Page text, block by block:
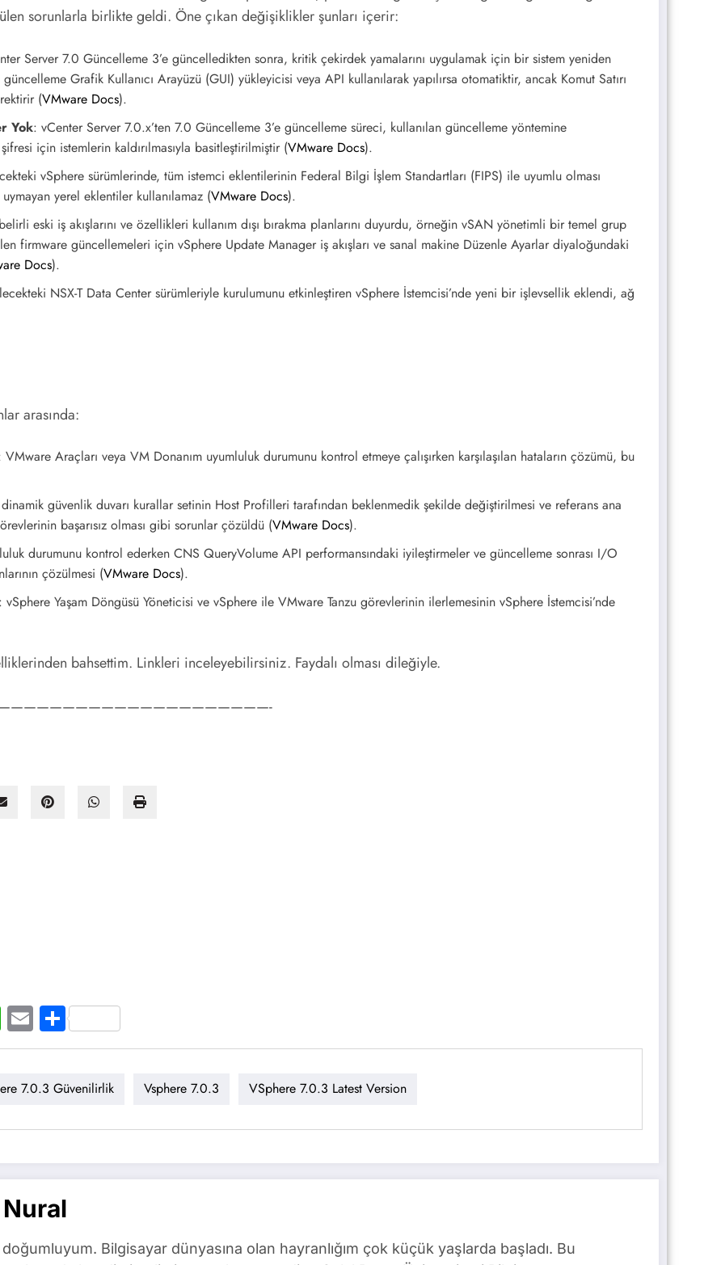
sorunlarla birlikte geldi. Öne çıkan değişiklikler şunları içerir:
Server 7.0 Güncelleme 3’e güncelledikten sonra, kritik çekirdek yamalarını uygulamak için bir sistem yeniden
Grafik Kullanıcı Arayüzü (GUI) yükleyicisi veya API kullanılarak yapılırsa otomatiktir, ancak Komut Satırı
(VMware Docs)​.
Yok: vCenter Server 7.0.x’ten 7.0 Güncelleme 3’e güncelleme süreci, kullanılan güncelleme yöntemine
için istemlerin kaldırılmasıyla basitleştirilmiştir​ (VMware Docs)​.
vSphere sürümlerinde, tüm istemci eklentilerinin Federal Bilgi İşlem Standartları (FIPS) ile uyumlu olması
yerel eklentiler kullanılamaz​ (VMware Docs)​.
eski iş akışlarını ve özellikleri kullanım dışı bırakma planlarını duyurdu, örneğin vSAN yönetimli bir temel grup
firmware güncellemeleri için vSphere Update Manager iş akışları ve sanal makine Düzenle Ayarlar diyaloğundaki
Docs)​.
NSX-T Data Center sürümleriyle kurulumunu etkinleştiren vSphere İstemcisi’nde yeni bir işlevsellik eklendi, ağ
arasında:
VMware Araçları veya VM Donanım uyumluluk durumunu kontrol etmeye çalışırken karşılaşılan hataların çözümü, bu
dinamik güvenlik duvarı kurallar setinin Host Profilleri tarafından beklenmedik şekilde değiştirilmesi ve referans ana
başarısız olması gibi sorunlar çözüldü​ (VMware Docs)​.
durumunu kontrol ederken CNS QueryVolume API performansındaki iyileştirmeler ve güncelleme sonrası I/O
çözülmesi​ (VMware Docs)​.
: vSphere Yaşam Döngüsü Yöneticisi ve vSphere ile VMware Tanzu görevlerinin ilerlemesinin vSphere İstemcisi’nde
bahsettim. Linkleri inceleyebilirsiniz. Faydalı olması dileğiyle.
WhatsApp
EmailShare
7.0.3 Güvenilirlik Vsphere 7.0.3 VSphere 7.0.3 Latest Version
Bilgisayar dünyasına olan hayranlığım çok küçük yaşlarda başladı. Bu